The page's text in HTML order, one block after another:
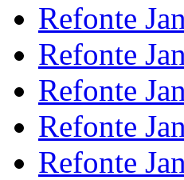
Refonte
Refonte
Refonte
Refonte
Refonte